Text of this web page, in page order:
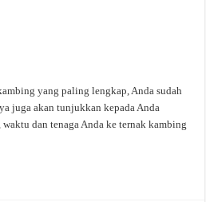
yang paling lengkap, Anda sudah
juga akan tunjukkan kepada Anda
dan tenaga Anda ke ternak kambing